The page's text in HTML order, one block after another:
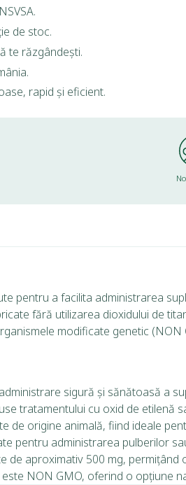
de stoc.
te răzgândești.
rapid și eficient.
pentru a facilita administrarea
fără utilizarea dioxidului de
modificate genetic (NON
sigură și sănătoasă a
tratamentului cu oxid de etilenă
de origine animală, fiind ideale
pentru administrarea pulberilor
de aproximativ 500 mg, permițând
NON GMO, oferind o opțiune